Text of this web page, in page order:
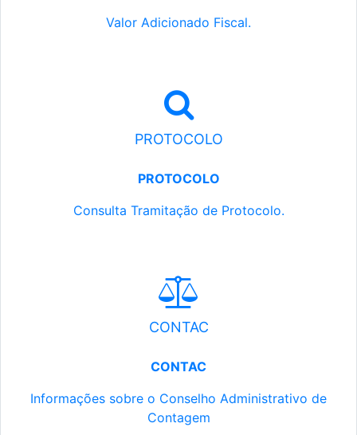
Valor Adicionado Fiscal.
PROTOCOLO
PROTOCOLO
Consulta Tramitação de Protocolo.
CONTAC
CONTAC
Informações sobre o Conselho Administrativo de
Contagem